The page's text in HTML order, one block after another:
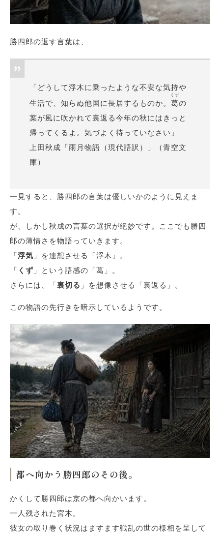
勝四郎の返す言葉は、
「どうして浮木に乗ったような不安な気持や
生活で、知らぬ他国に長居するものか。 葛
くず
の
葉が風に吹かれて裏返る今年の秋にはきっと
帰ってくるよ。気づよく待っていなさい」
上田秋成「雨月物語（現代語訳）」（青空文
庫）
一見すると、勝四郎の言葉は優しいかのように見えま
す。
が、しかし秋成の言葉の選択が絶妙です。ここでも勝四
郎の薄情さを物語っていきます。
「浮気 」を連想させる「浮木」。
「 くず 」という語感の「葛」。
さらには、「裏切る 」を想像させる「裏返る」。
この物語の先行きを暗示しているようです。
都へ向か う 勝四郎のその後。
かくして勝四郎は京の都へ向かいます。
一人残された宮木。
彼女の取り巻く状況はますます戦乱の世の様相を呈して